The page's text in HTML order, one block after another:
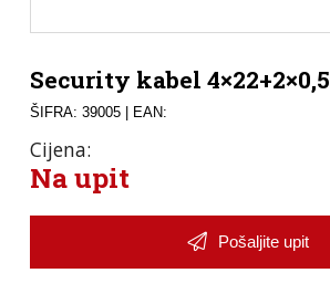
Security kabel 4×22+2×0,5
ŠIFRA: 39005| EAN:
Cijena:
Na upit
Pošaljite upit